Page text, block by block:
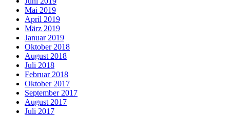
Mai 2019
April 2019
März 2019
Januar 2019
Oktober 2018
August 2018
Juli 2018
Februar 2018
Oktober 2017
September 2017
August 2017
Juli 2017